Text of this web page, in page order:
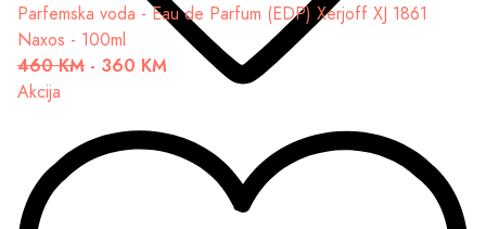
Parfemska voda - Eau de Parfum (EDP) Xerjoff XJ 1861
Naxos - 100ml
460 KM - 360 KM
Akcija